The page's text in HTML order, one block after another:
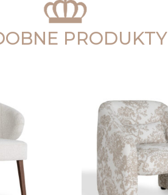
PRODUKTY